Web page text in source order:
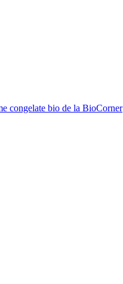
congelate bio de la BioCorner